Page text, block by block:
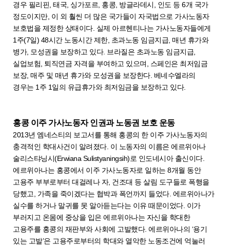
경우 필리핀, 태국, 싱가포르, 홍콩, 방글라데시, 인도 등 6개 국가
정도이지만, 이 외 훨씬 더 많은 국가들이 자국법으로 가사노동자
보호법을 제정한 상태이다. 실제 아르헨티나는 가사노동자들에게
1주(7일) 48시간 노동시간 제한, 초과노동 임금지급, 매년 휴가와
병가, 모성권을 보장하고 있다. 브라질은 초과노동 임금지급,
실업보험, 퇴직연금 자격을 부여하고 있으며, 스페인은 최저임금
보장, 매주 및 매년 휴가와 모성권을 보장한다. 베네수엘라의
경우는 1주 1일의 유급휴가와 최저임금을 보장하고 있다.
홍콩 이주 가사노동자 인권과 노동권 보호 운동
2013년 엠네스티의 보고서를 통해 홍콩의 한 이주 가사노동자의
충격적인 학대사건이 알려졌다. 이 노동자의 이름은 에르위아나
술리스탸닝시(Erwiana Sulistyaningsih)로 인도네시아 출신이다.
에르위아나는 홍콩에서 이주 가사노동자로 일하는 8개월 동안
고용주 부부로부터 대걸레나 자, 건조대 등 살림 도구들로 폭행을
당했고, 가족을 죽이겠다는 협박과 폭언까지 들었다. 에르위아나가
실수를 하거나 말귀를 못 알아듣는다는 이유 때문이었다. 이가
부러지고 온몸에 중상을 입은 에르위아나는 자신을 학대한
고용주를 홍콩의 재판부와 사회에 고발했다. 에르위아나의 ‘용기
있는 고발’은 고용주로부터의 학대와 열악한 노동조건에 억눌러